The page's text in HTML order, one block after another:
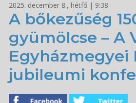
2025. december 8., hétfő | 9:38
A bőkezűség
gyümölcse – A
Egyházmegyei
jubileumi